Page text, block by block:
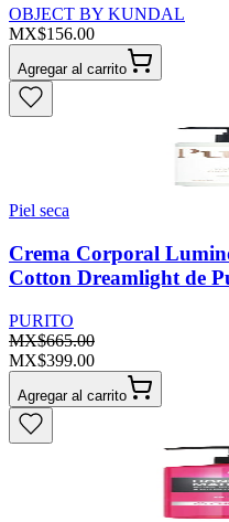
OBJECT BY KUNDAL
MX$156.00
Agregar al carrito
Piel seca
Crema Corporal
Cotton Dreamlight de
PURITO
MX$665.00
MX$399.00
Agregar al carrito